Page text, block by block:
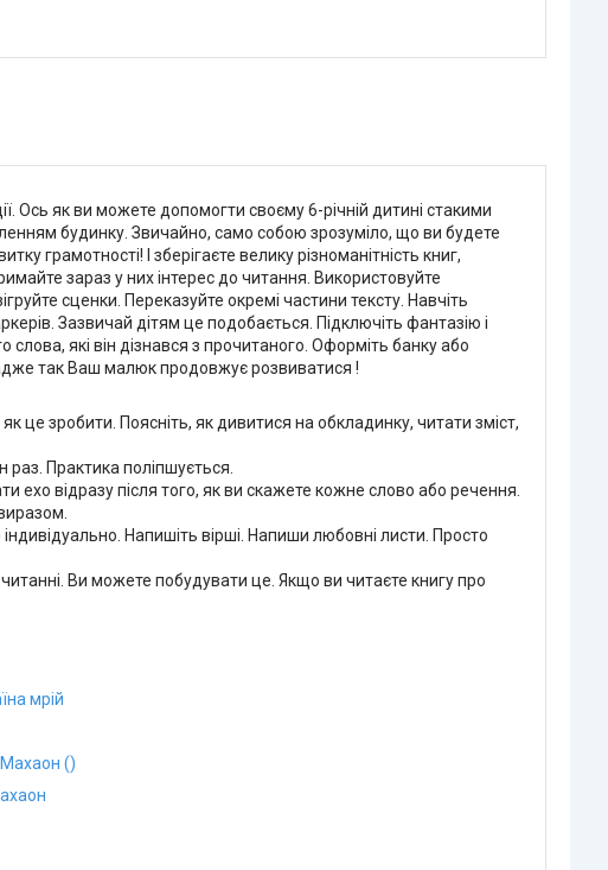
Ось як ви можете допомогти своєму 6-річній дитині стакими
будинку. Звичайно, само собою зрозуміло, що ви будете
грамотності! І зберігаєте велику різноманітність книг,
зараз у них інтерес до читання. Використовуйте
сценки. Переказуйте окремі частини тексту. Навчіть
Зазвичай дітям це подобається. Підключіть фантазію і
які він дізнався з прочитаного. Оформіть банку або
так Ваш малюк продовжує розвиватися !
це зробити. Поясніть, як дивитися на обкладинку, читати зміст,
раз. Практика поліпшується.
ехо відразу після того, як ви скажете кожне слово або речення.
Напишіть вірші. Напиши любовні листи. Просто
Ви можете побудувати це. Якщо ви читаєте книгу про
мрій
Махаон ()